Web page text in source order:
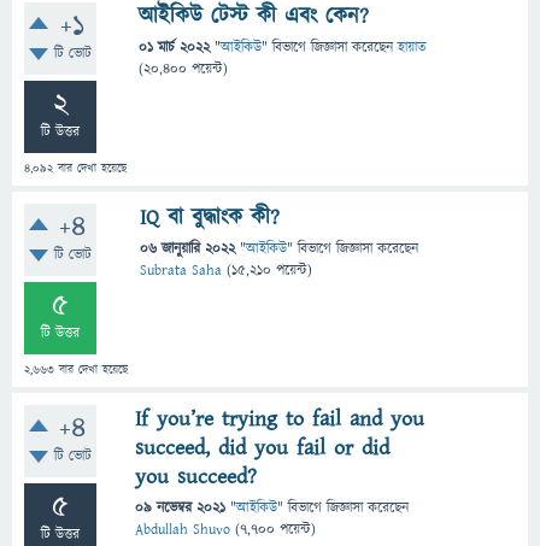
+1
টি ভোট
2
টি উত্তর
4,092বার দেখা হয়েছে
আইকিউ টেস্ট কী এবং কেন?
01 মার্চ 2022 "আইকিউ" বিভাগে জিজ্ঞাসাকরেছেনহায়াত
(20,400 পয়েন্ট)
+4
টি ভোট
5
টি উত্তর
2,663 বার দেখা হয়েছে
IQ বা বুদ্ধাংক কী?
06 জানুয়ারি 2022 "আইকিউ" বিভাগে জিজ্ঞাসাকরেছেন
Subrata Saha (15,210 পয়েন্ট)
+4
টি ভোট
5
টি উত্তর
If you’re trying to fail and you
succeed, did you fail or did
you succeed?
09 নভেম্বর 2021 "আইকিউ" বিভাগে জিজ্ঞাসাকরেছেন
Abdullah Shuvo (7,700 পয়েন্ট)